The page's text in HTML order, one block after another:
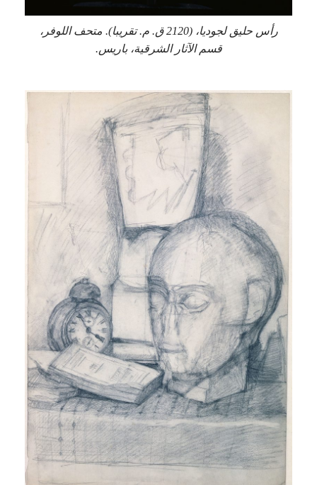
رأس حليق لجوديا، (2120 ق. م. تقريبا). متحف اللوفر،
قسم الآثار الشرقية، باريس.